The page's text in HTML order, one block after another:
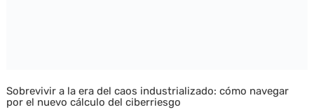
Sobrevivir a la era del caos industrializado: cómo navegar
por el nuevo cálculo del ciberriesgo